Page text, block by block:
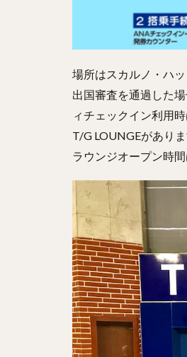
場所はスカルノ・ハ
出国審査を通過した
ィチェックイン利用
T/G LOUNGEがありま
ラウンジオープン時間